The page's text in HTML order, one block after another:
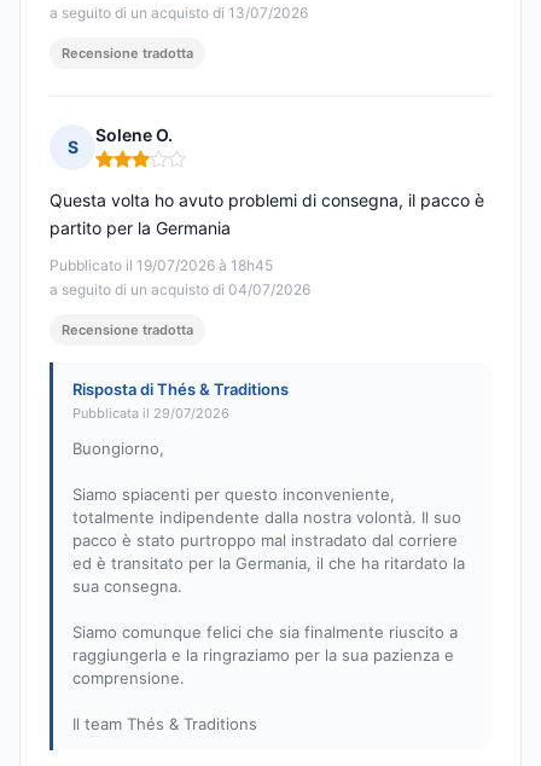
a seguito di un acquisto di 13/07/2026
Recensione tradotta
S
Solene O.
Nota: 3 su 5
Pubblicato il 19/07/2026 à 18h45
a seguito di un acquisto di 04/07/2026
Questa volta ho avuto problemi di consegna, il pacco è
partito per la Germania
Recensione tradotta
Risposta di Thés & Traditions
Pubblicata il 29/07/2026
Buongiorno,
Siamo spiacenti per questo inconveniente,
totalmente indipendente dalla nostra volontà. Il suo
pacco è stato purtroppo mal instradato dal corriere
ed è transitato per la Germania, il che ha ritardato la
sua consegna.
Siamo comunque felici che sia finalmente riuscito a
raggiungerla e la ringraziamo per la sua pazienza e
comprensione.
Il team Thés & Traditions